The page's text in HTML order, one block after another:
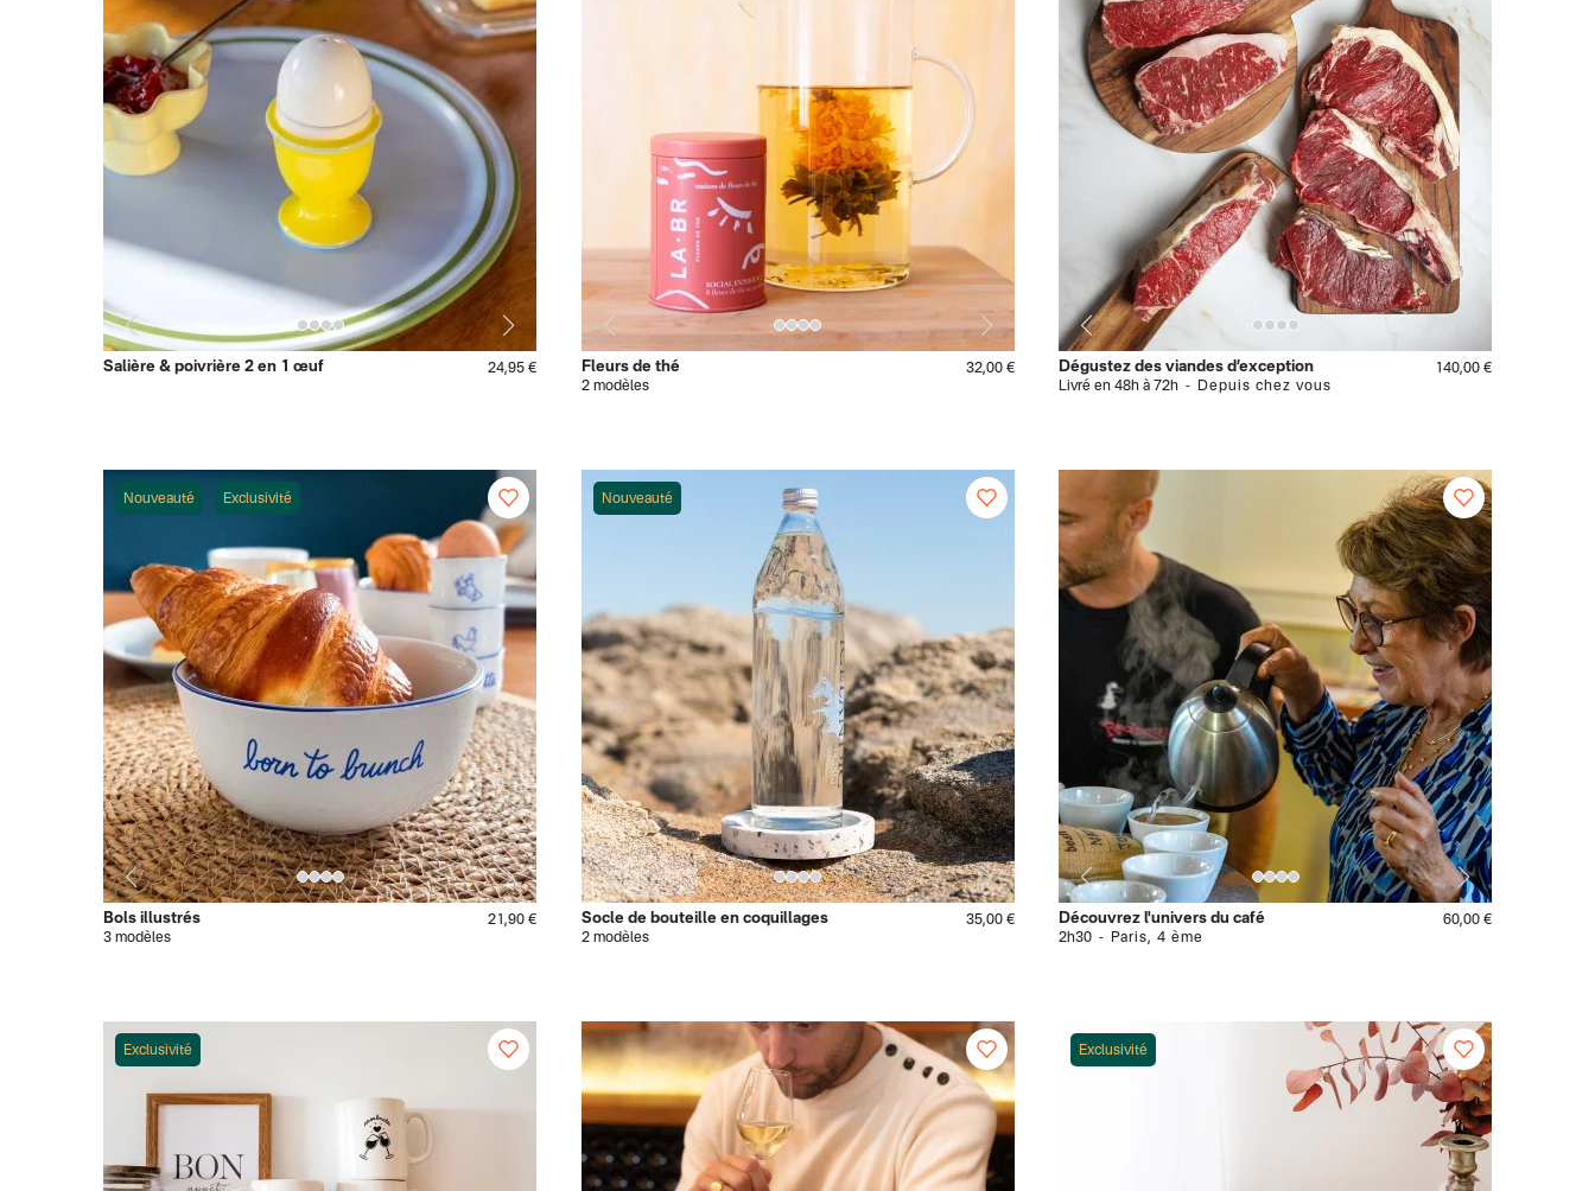
Salière & poivrière 2 en 1 œuf 24,95 € Fleurs de thé
32,00 €
2 modèles
Dégustez des viandes d’exception
Livré en 48h à 72h Depuis chez vous
140,00 €
Nouveauté Exclusivité
Bols illustrés
21,90 €
3 modèles
Nouveauté
Socle de bouteille en coquillages
35,00 €
2 modèles
Découvrez l'univers du café
2h30 Paris, 4 ème
60,00 €
Exclusivité Exclusivité